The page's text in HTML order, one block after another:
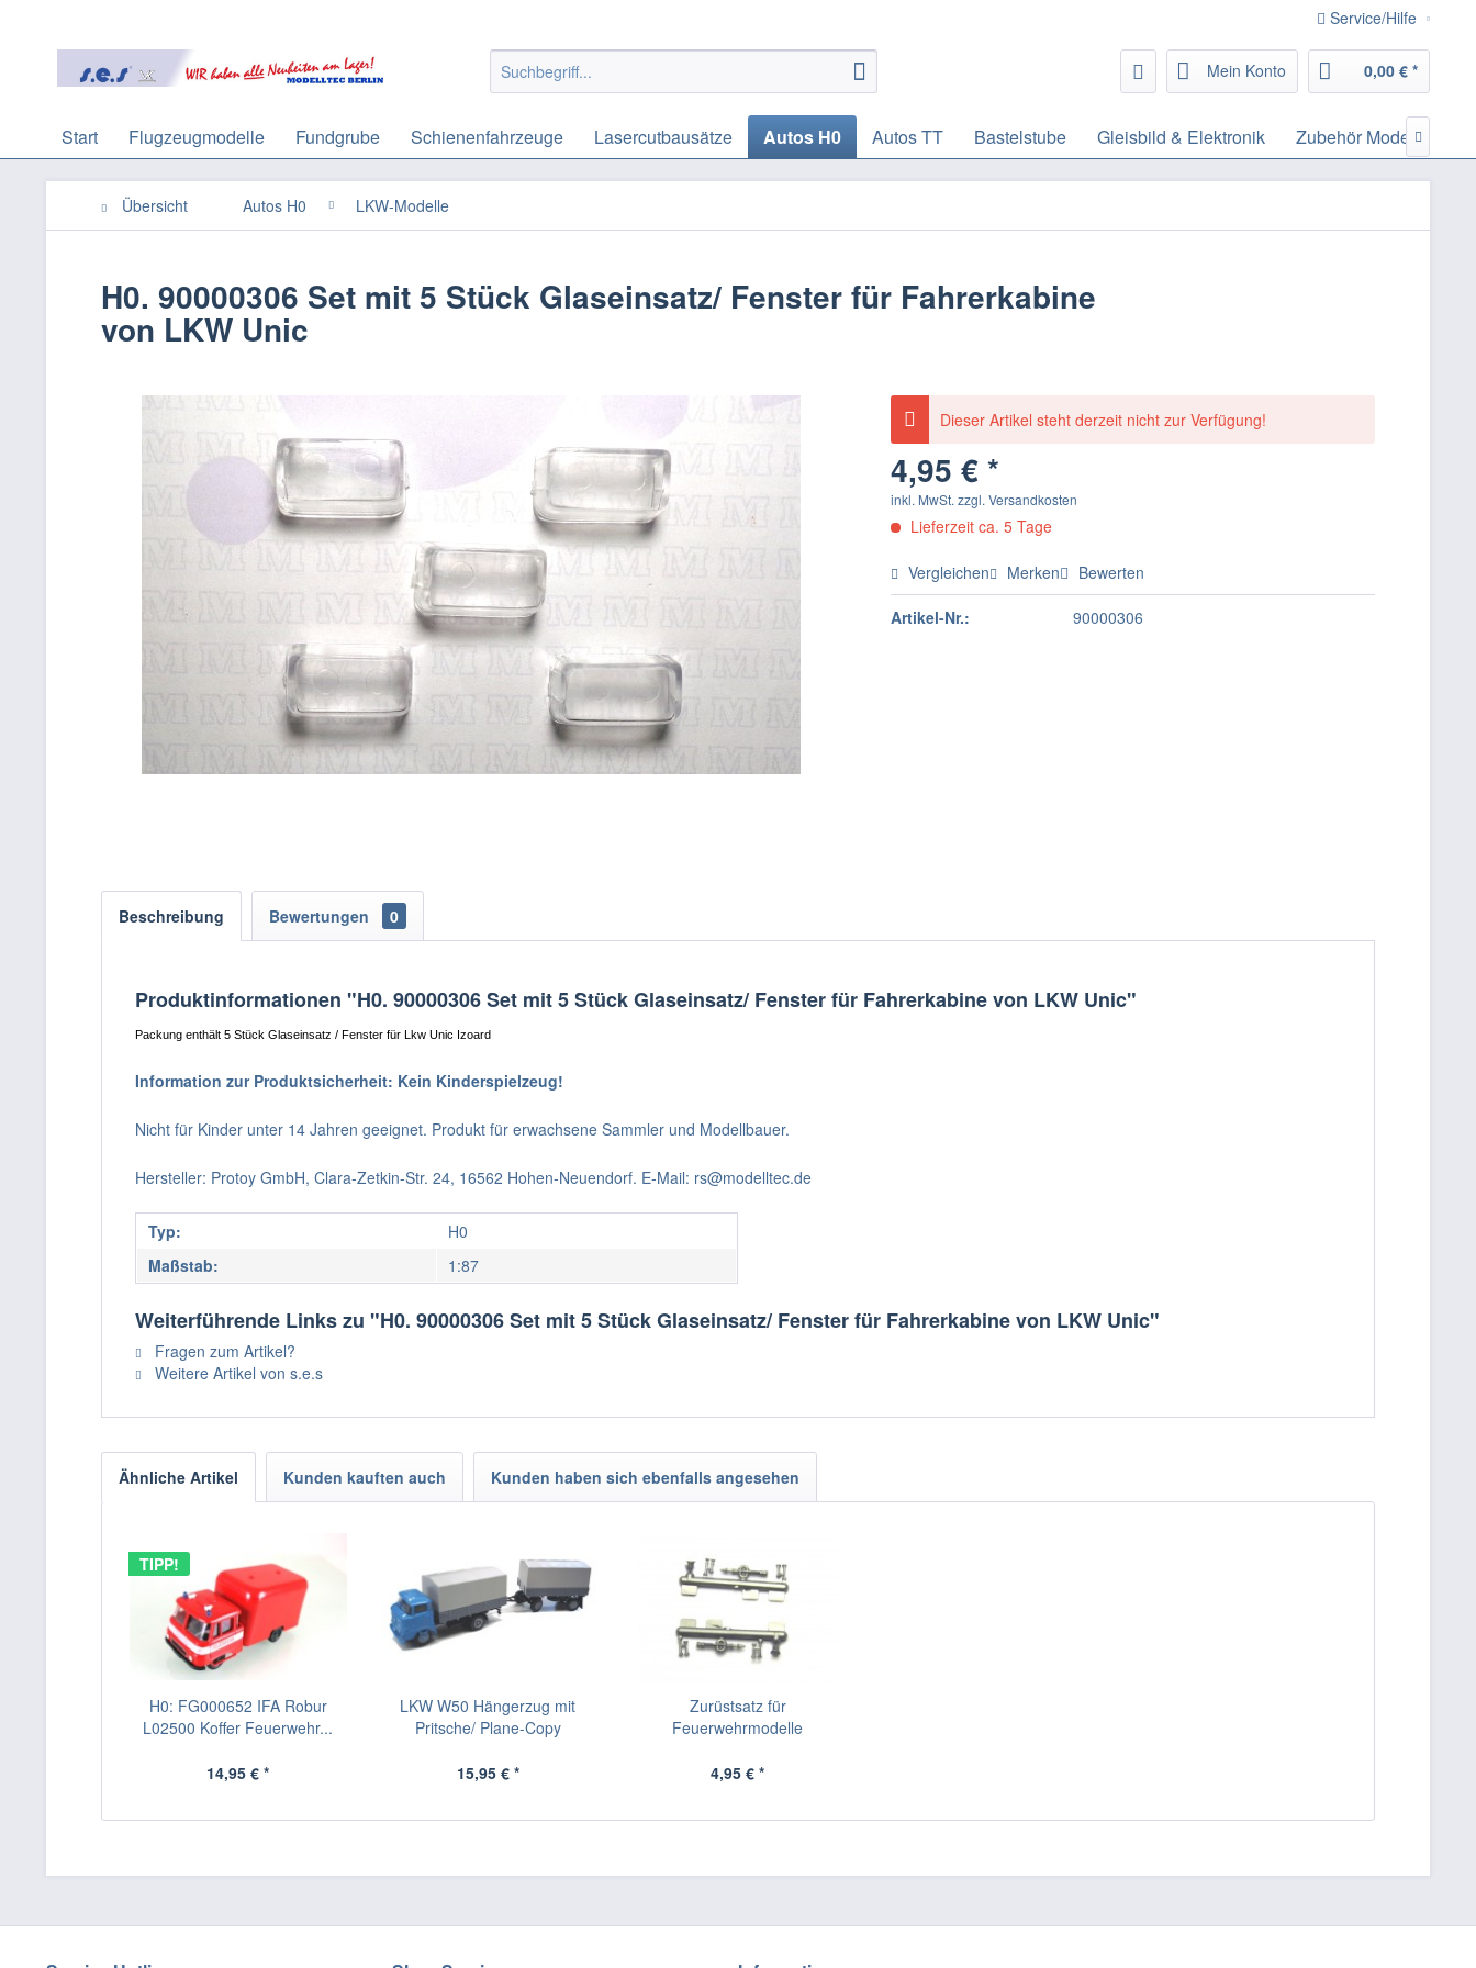
Service/Hilfe
Mein Konto 0,00 € *
Start Flugzeugmodelle Fundgrube Schienenfahrzeuge Lasercutbausätze Autos H0 Autos TT Bastelstube Gleisbild & Elektronik Zubehör 
Übersicht Autos H0 LKW-Modelle
H0. 90000306 Set mit 5 Stück Glaseinsatz/ Fenster für Fahrerkabine
von LKW Unic
Dieser Artikel steht derzeit nicht zur Verfügung!
4,95 € *
inkl. MwSt.zzgl. Versandkosten
Lieferzeit ca. 5 Tage
Vergleichen Merken Bewerten
Artikel-Nr.: 90000306
Beschreibung Bewertungen 0
Produktinformationen "H0. 90000306 Set mit 5 Stück Glaseinsatz/ Fenster für Fahrerkabine von LKW Unic"
Packung enthält 5 Stück Glaseinsatz / Fenster für Lkw Unic Izoard
Information zur Produktsicherheit: Kein Kinderspielzeug!
Nicht für Kinder unter 14 Jahren geeignet. Produkt für erwachsene Sammler und Modellbauer.
Hersteller: Protoy GmbH, Clara-Zetkin-Str. 24, 16562 Hohen-Neuendorf. E-Mail: rs@modelltec.de
Typ:
H0
Maßstab:
1:87
Weiterführende Links zu "H0. 90000306 Set mit 5 Stück Glaseinsatz/ Fenster für Fahrerkabine von LKW Unic"
Fragen zum Artikel?
Weitere Artikel von s.e.s
Ähnliche Artikel Kunden kauften auch Kunden haben sich ebenfalls angesehen
TIPP!
H0: FG000652 IFA Robur
L02500 Koffer Feuerwehr...
14,95 € *
LKW W50 Hängerzug mit
Pritsche/ Plane-Copy
15,95 € *
Zurüstsatz für
Feuerwehrmodelle
4,95 € *